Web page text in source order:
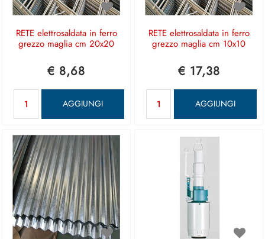
RETE elettrosaldata in ferro
grezzo maglia cm 20x20
€ 8,68
AGGIUNGI
RETE elettrosaldata in ferro
grezzo maglia cm 10x10
€ 17,38
AGGIUNGI